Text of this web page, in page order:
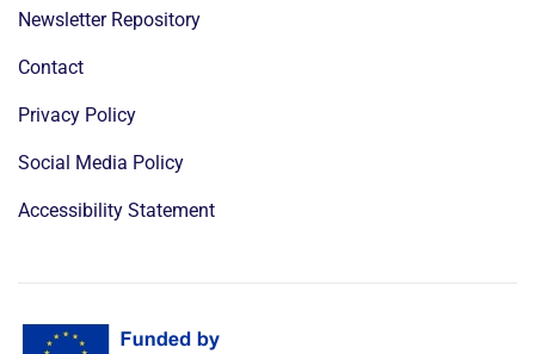
Newsletter Repository
Contact
Privacy Policy
Social Media Policy
Accessibility Statement